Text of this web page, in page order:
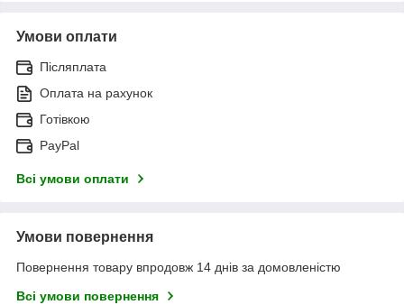
Умови оплати
Післяплата
Оплата на рахунок
Готівкою
PayPal
Всі умови оплати
Умови повернення
Повернення товару впродовж 14 днів за домовленістю
Всі умови повернення